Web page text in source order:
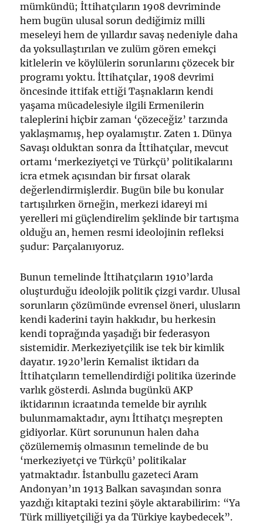
mümkündü; İttihatçıların 1908 devriminde
hem bugün ulusal sorun dediğimiz milli
meseleyi hem de yıllardır savaş nedeniyle daha
da yoksullaştırılan ve zulüm gören emekçi
kitlelerin ve köylülerin sorunlarını çözecek bir
programı yoktu. İttihatçılar, 1908 devrimi
öncesinde ittifak ettiği Taşnakların kendi
yaşama mücadelesiyle ilgili Ermenilerin
taleplerini hiçbir zaman ‘çözeceğiz’ tarzında
yaklaşmamış, hep oyalamıştır. Zaten 1. Dünya
Savaşı olduktan sonra da İttihatçılar, mevcut
ortamı ‘merkeziyetçi ve Türkçü’ politikalarını
icra etmek açısından bir fırsat olarak
değerlendirmişlerdir. Bugün bile bu konular
tartışılırken örneğin, merkezi idareyi mi
yerelleri mi güçlendirelim şeklinde bir tartışma
olduğu an, hemen resmi ideolojinin refleksi
şudur: Parçalanıyoruz.
Bunun temelinde İttihatçıların 1910’larda
oluşturduğu ideolojik politik çizgi vardır. Ulusal
sorunların çözümünde evrensel öneri, ulusların
kendi kaderini tayin hakkıdır, bu herkesin
kendi toprağında yaşadığı bir federasyon
sistemidir. Merkeziyetçilik ise tek bir kimlik
dayatır. 1920’lerin Kemalist iktidarı da
İttihatçıların temellendirdiği politika üzerinde
varlık gösterdi. Aslında bugünkü AKP
iktidarının icraatında temelde bir ayrılık
bulunmamaktadır, aynı İttihatçı meşrepten
gidiyorlar. Kürt sorununun halen daha
çözülememiş olmasının temelinde de bu
‘merkeziyetçi ve Türkçü’ politikalar
yatmaktadır. İstanbullu gazeteci Aram
Andonyan’ın 1913 Balkan savaşından sonra
yazdığı kitaptaki tezini şöyle aktarabilirim: “Ya
Türk milliyetçiliği ya da Türkiye kaybedecek”.